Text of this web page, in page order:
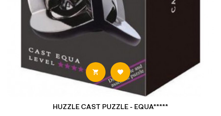
 
HUZZLE CAST PUZZLE - EQUA*****